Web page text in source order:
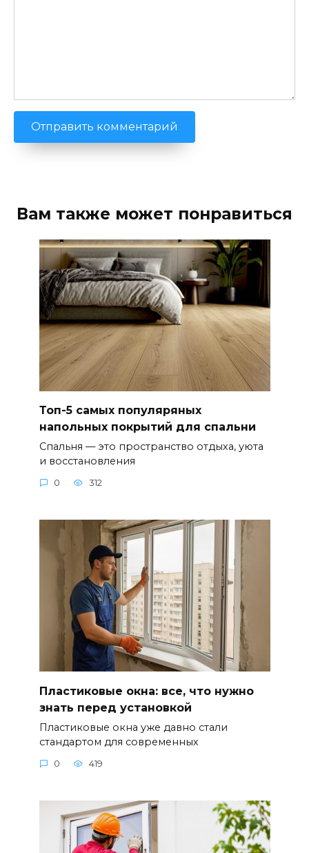
Вам также может понравиться
Топ-5 самых популяряных
напольных покрытий для спальни
Спальня — это пространство отдыха, уюта
и восстановления
0 312
Пластиковые окна: все, что нужно
знать перед установкой
Пластиковые окна уже давно стали
стандартом для современных
0 419